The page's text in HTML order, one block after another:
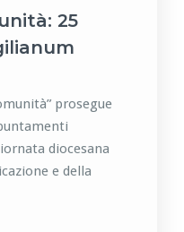
25
prosegue
diocesana
e della